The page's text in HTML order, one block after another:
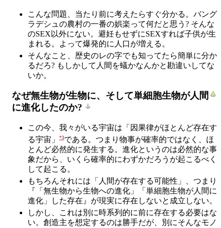
こんな問題、当たり前に考えたらすぐ分かる。バング
ラデシュの農村の一番の娯楽って何だと思う? そんな
のSEX以外にない。避妊もせずにSEXすれば子供が生
まれる。よって爆発的に人口が増える。
そんなこと、歴史のレの字でも知ってたら簡単に分か
るだろ? もしかして人間を蟻かなんかと勘違いしてな
いか。
なぜ無生物が生物に、そして単細胞生物が人間
に進化したのか?
この今、我々がいる宇宙は「因果律がほとんど存在す
る宇宙」
*3である。つまり物事が確率的ではなく、ほ
とんど必然的に発生する。進化というのは必然的な事
象だから、いくら確率的にわずかだろうが起こるべく
して起こる。
もちろんそれには「人間が存在する可能性」、つまり
『「無生物から生物への進化」「単細胞生物が人間に
進化」した存在』が現実に存在しないと成立しない。
しかし、これは別に時系列的に前に存在する必要はな
い。創造主を想定するのは勝手だが、別にそんなモノ